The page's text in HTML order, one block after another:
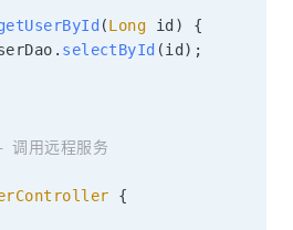
(Long id )
{
. selectById (id ) ;
用远程服务
{